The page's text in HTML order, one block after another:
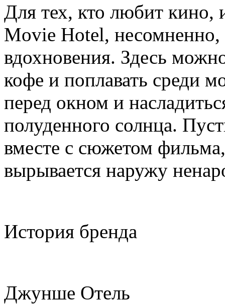
Для тех, кто любит кино,
Movie Hotel, несомненно,
вдохновения. Здесь
кофе и поплавать среди
перед окном и
полуденного солнца.
вместе с сюжетом
вырывается наружу
История бренда
Джунше Отель